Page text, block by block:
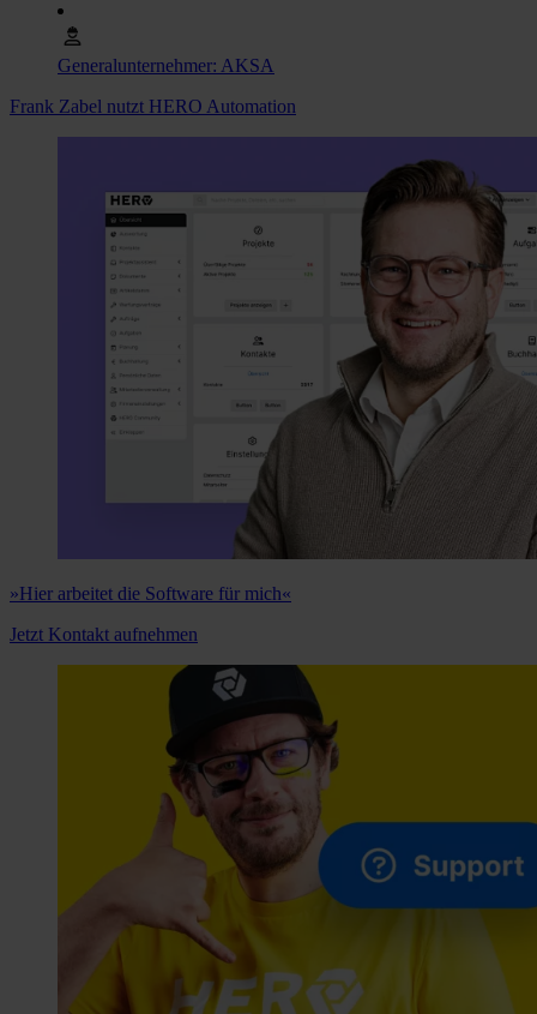
Generalunternehmer: AKSA
Frank Zabel nutzt HERO Automation
»Hier arbeitet die Software für mich«
Jetzt Kontakt aufnehmen